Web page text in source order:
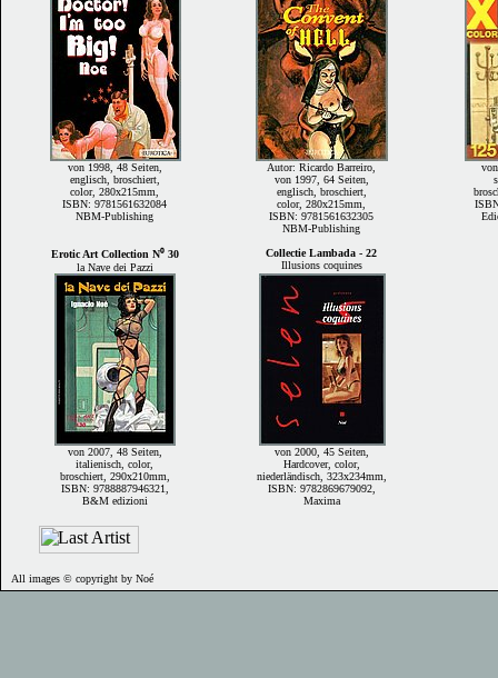
von 1998, 48 Seiten,
englisch, broschiert,
color, 280x215mm,
ISBN: 9781561632084
NBM-Publishing
Autor: Ricardo Barreiro,
von 1997, 64 Seiten,
englisch, broschiert,
color, 280x215mm,
ISBN: 9781561632305
NBM-Publishing
Erotic Art Collection N⁰ 30
la Nave dei Pazzi
Collectie Lambada - 22
Illusions coquines
von 2007, 48 Seiten,
italienisch, color,
broschiert, 290x210mm,
ISBN: 9788887946321,
B&M edizioni
von 2000, 45 Seiten,
Hardcover, color,
niederländisch, 323x234mm,
ISBN: 9782869679092,
Maxima
All images © copyright by Noé